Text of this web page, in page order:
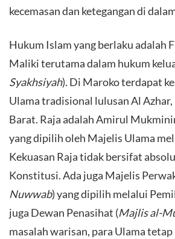
kecemasan dan ketegangan di
Hukum Islam yang berlaku adalah
Maliki terutama dalam hukum
Syakhsiyah). Di Maroko terdapat
Ulama tradisional lulusan Al
Barat. Raja adalah Amirul
yang dipilih oleh Majelis Ulama
Kekuasan Raja tidak bersifat
Konstitusi. Ada juga Majelis
Nuwwab) yang dipilih melalui
juga Dewan Penasihat (Majlis al-
masalah warisan, para Ulama